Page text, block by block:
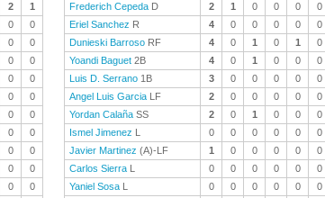
2
1
0
0
0
0
0
0
0
0
0
0
0
0
0
0
0
0
0
0
0
0
Frederich Cepeda D 2 1 0 0 0 0
Eriel Sanchez R 4 0 0 0 0 0
Dunieski Barroso RF 4 0 1 0 1 0
Yoandi Baguet 2B 4 0 1 0 0 0
Luis D. Serrano 1B 3 0 0 0 0 0
Angel Luis Garcia LF 2 0 0 0 0 0
Yordan Calaña SS 2 0 1 0 0 0
Ismel Jimenez L 0 0 0 0 0 0
Javier Martinez (A)-LF 1 0 0 0 0 0
Carlos Sierra L 0 0 0 0 0 0
Yaniel Sosa L 0 0 0 0 0 0